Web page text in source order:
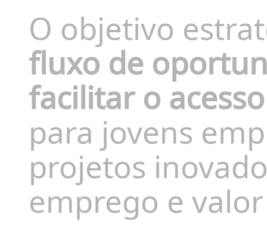
O objetivo
fluxo de
facilitar o
para jovens
projetos
emprego e